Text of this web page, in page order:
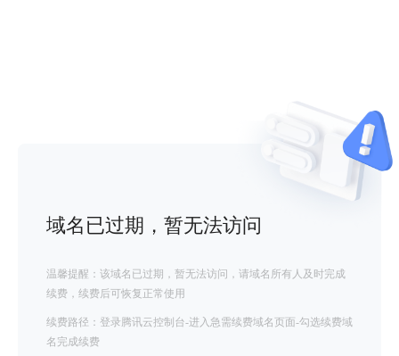
域名已过期，暂无法访问
温馨提醒：该域名已过期，暂无法访问，请域名所有人及时完成
续费，续费后可恢复正常使用
续费路径：登录腾讯云控制台-进入急需续费域名页面-勾选续费域
名完成续费